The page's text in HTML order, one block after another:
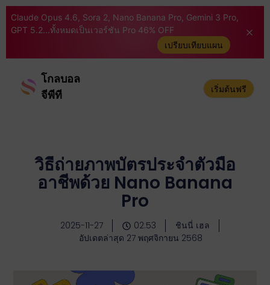
Claude Opus 4.6, Sora 2, Nano Banana Pro, Gemini 3 Pro,
GPT 5.2...ทั้งหมดเป็นเวอร์ชัน Pro 46% OFF
เปรียบเทียบแผน
โกลบอล
จีพีที
เริ่มต้นฟรี
วิธีถ่ายภาพบัตรประจำตัวมือ
อาชีพด้วย Nano Banana
Pro
2025-11-27 02:53
ชินนี่ เฮล
อัปเดตล่าสุด 27 พฤศจิกายน 2568